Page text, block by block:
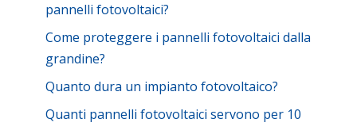
pannelli fotovoltaici?
Come proteggere i pannelli fotovoltaici dalla
grandine?
Quanto dura un impianto fotovoltaico?
Quanti pannelli fotovoltaici servono per 10